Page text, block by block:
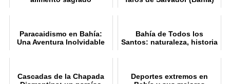
Paracaidismo en Bahía:
Una Aventura Inolvidable
Bahía de Todos los
Santos: naturaleza, historia
Cascadas de la Chapada
Deportes extremos en